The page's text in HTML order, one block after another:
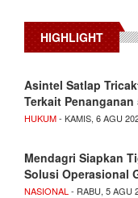
HIGHLIGHT
Asintel Satlap
Terkait
HUKUM- KAMIS, 6 AGU
Mendagri Siapkan
Solusi Operasional
NASIONAL - RABU, 5 AGU